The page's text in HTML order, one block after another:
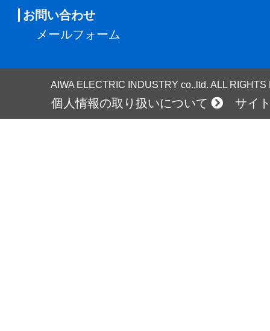
お問い合わせ
メールフォーム
AIWA ELECTRIC INDUSTRY co.,ltd. ALL
個人情報の取り扱いについて サイ